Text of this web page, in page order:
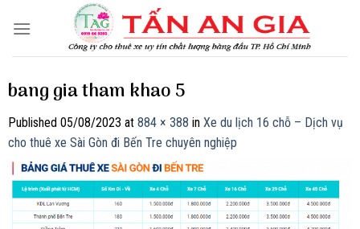
bang gia tham khao 5
Published 05/08/2023 at 884 × 388 in Xe du lịch 16 chỗ – Dịch vụ
cho thuê xe Sài Gòn đi Bến Tre chuyên nghiệp